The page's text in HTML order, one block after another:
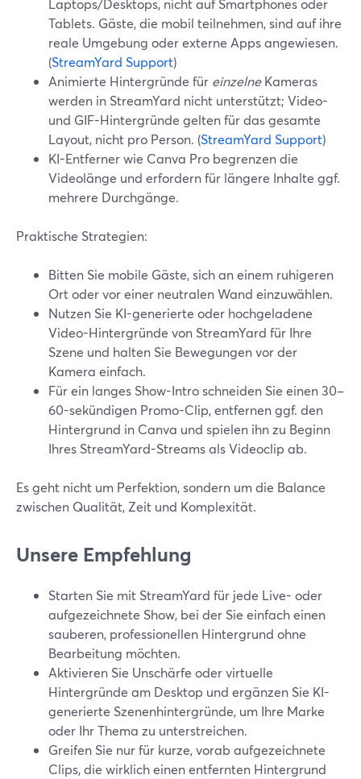
Laptops/Desktops, nicht auf Smartphones oder
Tablets. Gäste, die mobil teilnehmen, sind auf ihre
reale Umgebung oder externe Apps angewiesen.
(StreamYard Support)
Animierte Hintergründe für einzelneKameras
werden in StreamYard nicht unterstützt; Video-
und GIF-Hintergründe gelten für das gesamte
Layout, nicht pro Person. (StreamYard Support)
KI-Entferner wie Canva Pro begrenzen die
Videolänge und erfordern für längere Inhalte ggf.
mehrere Durchgänge.
Praktische Strategien:
Bitten Sie mobile Gäste, sich an einem ruhigeren
Ort oder vor einer neutralen Wand einzuwählen.
Nutzen Sie KI-generierte oder hochgeladene
Video-Hintergründe von StreamYard für Ihre
Szene und halten Sie Bewegungen vor der
Kamera einfach.
Für ein langes Show-Intro schneiden Sie einen 30–
60-sekündigen Promo-Clip, entfernen ggf. den
Hintergrund in Canva und spielen ihn zu Beginn
Ihres StreamYard-Streams als Videoclip ab.
Es geht nicht um Perfektion, sondern um die Balance
zwischen Qualität, Zeit und Komplexität.
Unsere Empfehlung
Starten Sie mit StreamYard für jede Live- oder
aufgezeichnete Show, bei der Sie einfach einen
sauberen, professionellen Hintergrund ohne
Bearbeitung möchten.
Aktivieren Sie Unschärfe oder virtuelle
Hintergründe am Desktop und ergänzen Sie KI-
generierte Szenenhintergründe, um Ihre Marke
oder Ihr Thema zu unterstreichen.
Greifen Sie nur für kurze, vorab aufgezeichnete
Clips, die wirklich einen entfernten Hintergrund